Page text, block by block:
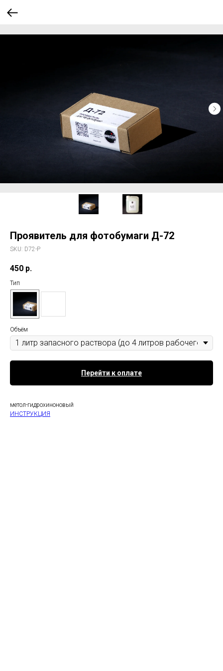
Проявитель для фотобумаги Д-72
SKU: D72-P
450 р.
Тип
Объём
Перейти к оплате
метол-гидрохиноновый
ИНСТРУКЦИЯ